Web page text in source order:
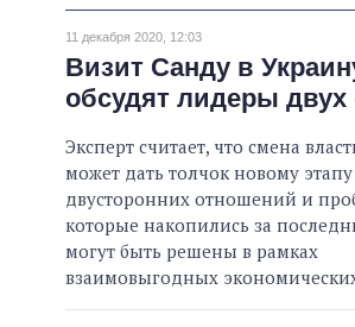
ОБЗОРЫ
ДАЙДЖЕСТЫ
ПРЕЗИДЕНТ И ОФИС
ВЕРХОВНАЯ РАДА
КАБИНЕТ МИНИСТРОВ
ГЛАВЫ ОБЛАДМИНИСТРАЦИЙ
МЭРЫ
ВСЕ ПЕРСОНЫ
ПОДДЕРЖАТЬ
11 декабря 2020, 12:03
Визит Санду в
обсудят лидеры двух
Эксперт считает, что смена
может дать толчок новому этапу
двусторонних отношений и
которые накопились за
могут быть решены в рамках
взаимовыгодных